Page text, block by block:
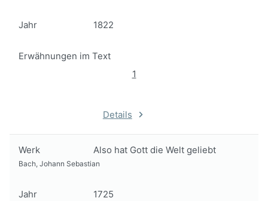
Jahr 1822
Erwähnungen im Text
1
Details
Werk Also hat Gott die Welt geliebt
Bach, Johann Sebastian
Jahr 1725